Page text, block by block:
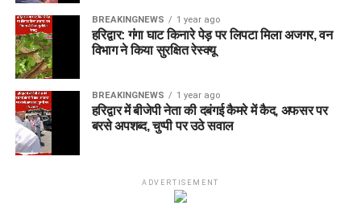
BREAKINGNEWS 1 year ago
हरिद्वार: गंगा घाट किनारे पेड़ पर लिपटा मिला अजगर, वन
विभाग ने किया सुरक्षित रेस्क्यू
BREAKINGNEWS 1 year ago
हरिद्वार में बीजेपी नेता की दबंगई कैमरे में कैद, अफसर पर
बरसे अपशब्द, चुप्पी पर उठे सवाल
ADVERTISEMENT